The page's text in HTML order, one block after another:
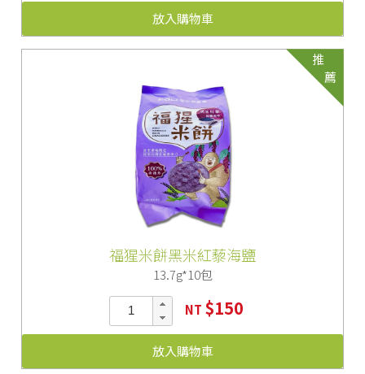
放入購物車
推
薦
福猩米餅黑米紅藜海鹽
13.7g*10包
NT $150
放入購物車